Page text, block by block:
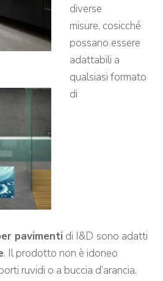
diverse
misure, cosicché
possano essere
adattabili a
qualsiasi formato
di
pavimenti di I&D sono adatti
. Il prodotto non è idoneo
ruvidi o a buccia d’arancia.